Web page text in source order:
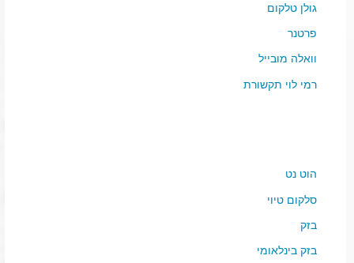
גולן טלקום
פרטנר
וואלה מובייל
רמי לוי תקשורת
הוט נט
סלקום טיוי
בזק
בזק בינלאומי